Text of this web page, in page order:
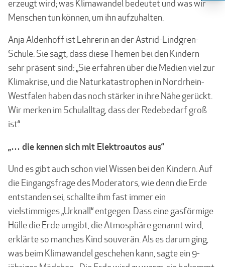
erzeugt wird; was Klimawandel bedeutet und was wir
Menschen tun können, um ihn aufzuhalten.
Anja Aldenhoff ist Lehrerin an der Astrid-Lindgren-
Schule. Sie sagt, dass diese Themen bei den Kindern
sehr präsent sind: „Sie erfahren über die Medien viel zur
Klimakrise, und die Naturkatastrophen in Nordrhein-
Westfalen haben das noch stärker in ihre Nähe gerückt.
Wir merken im Schulalltag, dass der Redebedarf groß
ist.“
„… die kennen sich mit Elektroautos aus“
Und es gibt auch schon viel Wissen bei den Kindern. Auf
die Eingangsfrage des Moderators, wie denn die Erde
entstanden sei, schallte ihm fast immer ein
vielstimmiges „Urknall“ entgegen. Dass eine gasförmige
Hülle die Erde umgibt, die Atmosphäre genannt wird,
erklärte so manches Kind souverän. Als es darum ging,
was beim Klimawandel geschehen kann, sagte ein 9-